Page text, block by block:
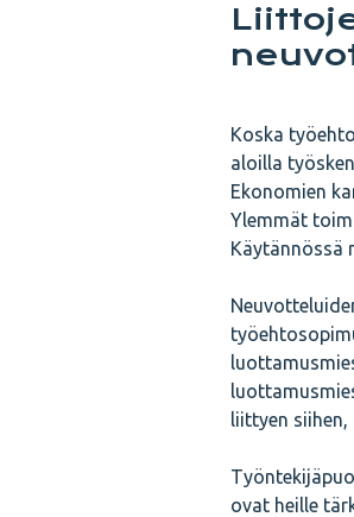
Koska
aloilla
Ekonomien
Ylemmät
Käytännössä
liittyen
ovat heille